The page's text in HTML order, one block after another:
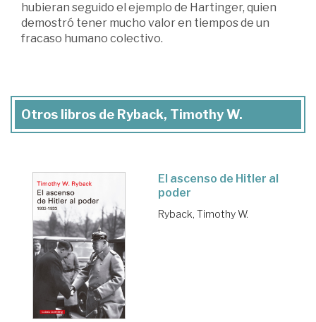
hubieran seguido el ejemplo de Hartinger, quien
demostró tener mucho valor en tiempos de un
fracaso humano colectivo.
Otros libros de Ryback, Timothy W.
El ascenso de Hitler al
poder
Ryback, Timothy W.